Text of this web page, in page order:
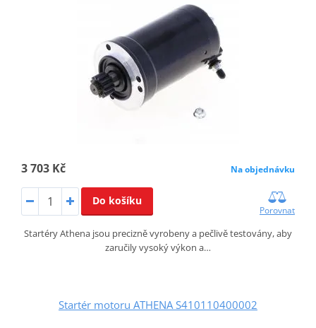
3 703 Kč Na objednávku
Do košíku
Porovnat
Startéry Athena jsou precizně vyrobeny a pečlivě testovány, aby
zaručily vysoký výkon a…
Startér motoru ATHENA S410110400002